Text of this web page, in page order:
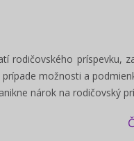
rodičovského príspevku,
možnosti a
nárok na rodičovský